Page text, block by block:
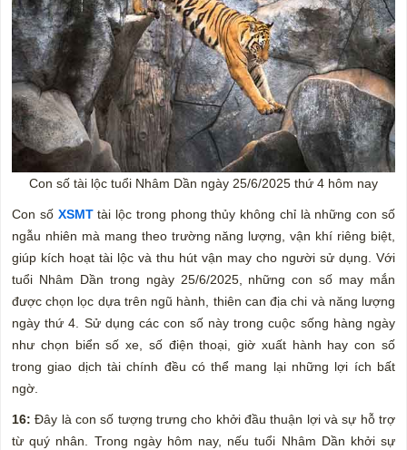
Con số tài lộc tuổi Nhâm Dần ngày 25/6/2025 thứ 4 hôm nay
Con số XSMTtài lộc trong phong thủy không chỉ là những con số
ngẫu nhiên mà mang theo trường năng lượng, vận khí riêng biệt,
giúp kích hoạt tài lộc và thu hút vận may cho người sử dụng. Với
tuổi Nhâm Dần trong ngày 25/6/2025, những con số may mắn
được chọn lọc dựa trên ngũ hành, thiên can địa chi và năng lượng
ngày thứ 4. Sử dụng các con số này trong cuộc sống hàng ngày
như chọn biển số xe, số điện thoại, giờ xuất hành hay con số
trong giao dịch tài chính đều có thể mang lại những lợi ích bất
ngờ.
16: Đây là con số tượng trưng cho khởi đầu thuận lợi và sự hỗ trợ
từ quý nhân. Trong ngày hôm nay, nếu tuổi Nhâm Dần khởi sự